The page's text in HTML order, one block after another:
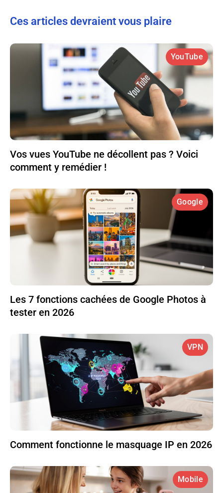
Ces articles devraient vous plaire
YouTube
Vos vues YouTube ne décollent pas ? Voici
comment y remédier !
Google
Les 7 fonctions cachées de Google Photos à
tester en 2026
VPN
Comment fonctionne le masquage IP en 2026
Mobile